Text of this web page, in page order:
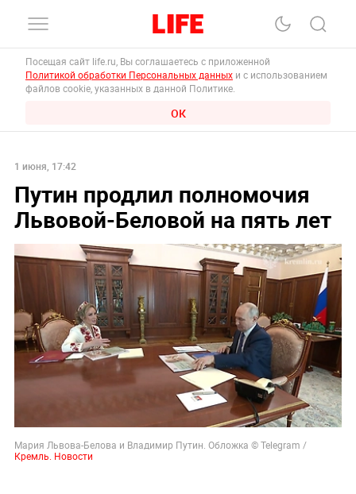
Посещая сайт life.ru, Вы соглашаетесь с приложенной
Политикой обработки Персональных данных и с использованием
файлов cookie, указанных в данной Политике.
ОК
1 июня, 17:42
Путин продлил полномочия
Львовой-Беловой на пять лет
Мария Львова-Белова и Владимир Путин. Обложка © Telegram /
Кремль. Новости